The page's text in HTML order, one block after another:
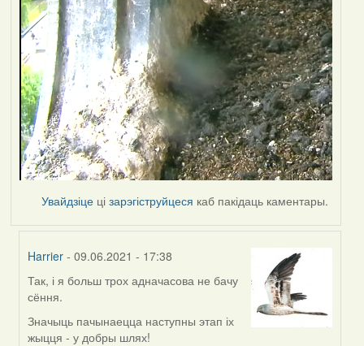
Увайдзіце цізарэгіструйцеся каб пакідаць каментары.
Harrier - 09.06.2021 - 17:38
In
reply
to
by
Так, і я больш трох адначасова не бачу
сёння.
Значыць пачынаецца наступны этап іх
жыцця - у добры шлях!